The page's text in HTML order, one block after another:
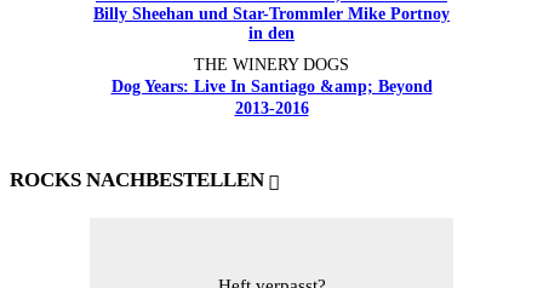
THE WINERY DOGS
Dog Years: Live In Santiago &amp; Beyond
2013-2016
ROCKS NACHBESTELLEN